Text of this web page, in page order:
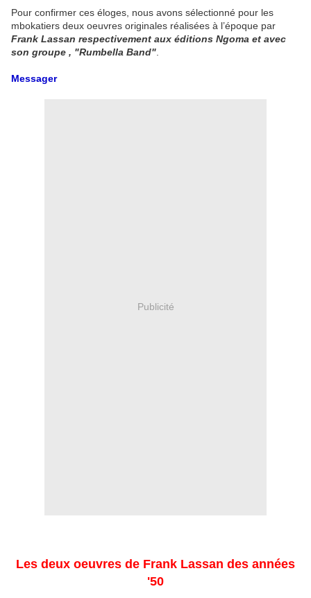
Pour confirmer ces éloges, nous avons sélectionné pour les
mbokatiers deux oeuvres originales réalisées à l’époque par
Frank Lassan respectivement aux éditions Ngoma et avec
son groupe , "Rumbella Band"
Messager
Publicité
Les deux oeuvres de Frank Lassan des années
'50